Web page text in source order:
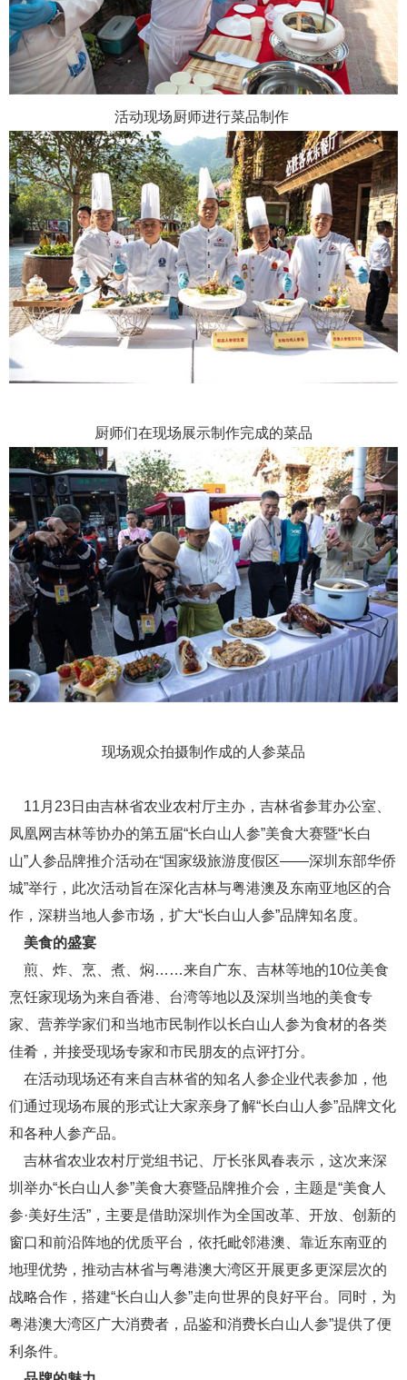
活动现场厨师进行菜品制作
厨师们在现场展示制作完成的菜品
现场观众拍摄制作成的人参菜品
11月23日由吉林省农业农村厅主办，吉林省参茸办公室、
凤凰网吉林等协办的第五届“长白山人参”美食大赛暨“长白
山”人参品牌推介活动在“国家级旅游度假区——深圳东部华侨
城”举行，此次活动旨在深化吉林与粤港澳及东南亚地区的合
作，深耕当地人参市场，扩大“长白山人参”品牌知名度。
美食的盛宴
煎、炸、烹、煮、焖……来自广东、吉林等地的10位美食
烹饪家现场为来自香港、台湾等地以及深圳当地的美食专
家、营养学家们和当地市民制作以长白山人参为食材的各类
佳肴，并接受现场专家和市民朋友的点评打分。
在活动现场还有来自吉林省的知名人参企业代表参加，他
们通过现场布展的形式让大家亲身了解“长白山人参”品牌文化
和各种人参产品。
吉林省农业农村厅党组书记、厅长张凤春表示，这次来深
圳举办“长白山人参”美食大赛暨品牌推介会，主题是“美食人
参·美好生活”，主要是借助深圳作为全国改革、开放、创新的
窗口和前沿阵地的优质平台，依托毗邻港澳、靠近东南亚的
地理优势，推动吉林省与粤港澳大湾区开展更多更深层次的
战略合作，搭建“长白山人参”走向世界的良好平台。同时，为
粤港澳大湾区广大消费者，品鉴和消费长白山人参”提供了便
利条件。